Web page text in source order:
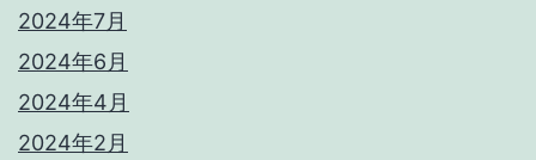
2024年7月
2024年6月
2024年4月
2024年2月